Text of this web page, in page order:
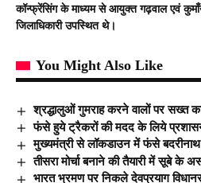
कॉन्फ्रेंसिंग के माध्यम से आयुक्त गढ़वाल एवं
जिलाधिकारी उपस्थित थे।
You Might Also Like
श्रद्धालुओं गुमराह करने वालों पर सख्त
फंसे हुये ट्रैकरों की मदद के लिये
मुख्यमंत्री से लॉकडाउन में फंसे बदरीनाथ
तीसरा मोर्चा बनाने की तैयारी में सूबे के
भारत भ्रमण पर निकले देवप्रयाग